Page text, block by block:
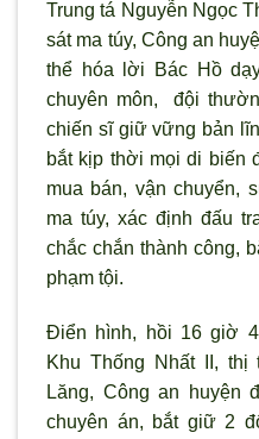
Trung tá Nguyễn Ngọc
sát ma túy, Công an
thể hóa lời Bác Hồ
chuyên môn, đội
chiến sĩ giữ vững bản
bắt kịp thời mọi di biến
mua bán, vận chuyển,
ma túy, xác định đấu
chắc chắn thành công,
phạm tội.
Điển hình, hồi 16 giờ
Khu Thống Nhất II,
Lăng, Công an huyện
chuyên án, bắt giữ 2